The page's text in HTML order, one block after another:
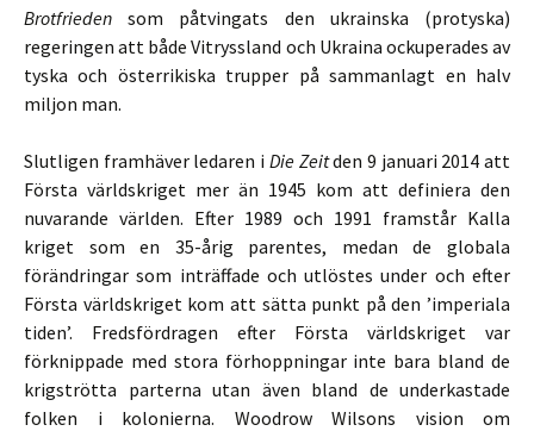
Brotfrieden som påtvingats den ukrainska (protyska)
regeringen att både Vitryssland och Ukraina ockuperades av
tyska och österrikiska trupper på sammanlagt en halv
miljon man.
Slutligen framhäver ledaren i Die Zeitden 9 januari 2014 att
Första världskriget mer än 1945 kom att definiera den
nuvarande världen. Efter 1989 och 1991 framstår Kalla
kriget som en 35-årig parentes, medan de globala
förändringar som inträffade och utlöstes under och efter
Första världskriget kom att sätta punkt på den ’imperiala
tiden’. Fredsfördragen efter Första världskriget var
förknippade med stora förhoppningar inte bara bland de
krigströtta parterna utan även bland de underkastade
folken i kolonierna. Woodrow Wilsons vision om